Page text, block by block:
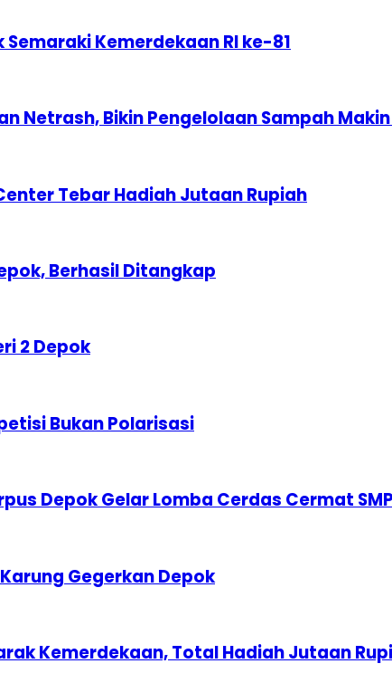
Kemerdekaan RI ke-81
Netrash, Bikin Pengelolaan Sampah
Tebar Hadiah Jutaan Rupiah
Berhasil Ditangkap
2 Depok
Bukan Polarisasi
Depok Gelar Lomba Cerdas Cermat
Gegerkan Depok
Kemerdekaan, Total Hadiah Jutaan